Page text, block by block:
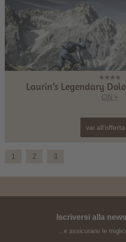
Laurin’s Legendary
CIN +
Easy Ride
vai all'offerta
1 2 3
Iscriversi alla
...e assicurarsi le